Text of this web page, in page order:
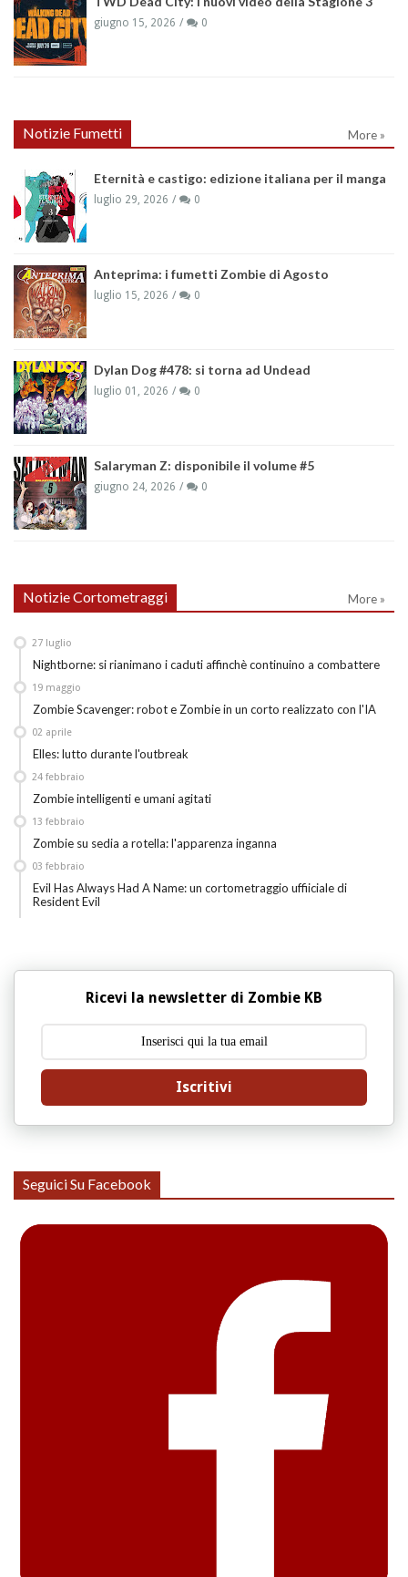
giugno 15, 2026 0
Notizie Fumetti More »
Eternità e castigo: edizione italiana per il manga
luglio 29, 2026 0
Anteprima: i fumetti Zombie di Agosto
luglio 15, 2026 0
Dylan Dog #478: si torna ad Undead
luglio 01, 2026 0
Salaryman Z: disponibile il volume #5
giugno 24, 2026 0
Notizie Cortometraggi More »
Nightborne: si rianimano i caduti affinchè continuino a combattere
27 luglio
Zombie Scavenger: robot e Zombie in un corto realizzato con l'IA
19 maggio
Elles: lutto durante l'outbreak
02 aprile
Zombie intelligenti e umani agitati
24 febbraio
Zombie su sedia a rotella: l'apparenza inganna
13 febbraio
Evil Has Always Had A Name: un cortometraggio uffiiciale di
Resident Evil
03 febbraio
Ricevi la newsletter di Zombie KB
Iscritivi
Seguici Su Facebook